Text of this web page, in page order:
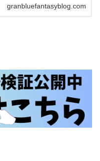
granbluefantasyblog.com